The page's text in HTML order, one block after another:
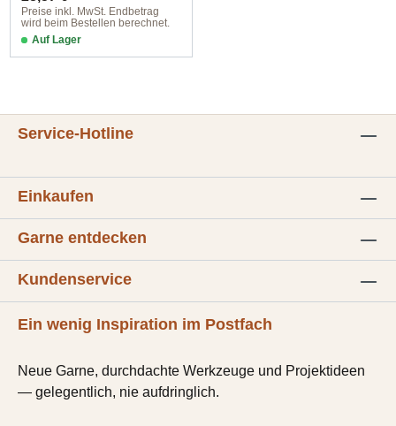
Preise inkl. MwSt. Endbetrag
wird beim Bestellen berechnet.
Auf Lager
Service-Hotline
Einkaufen
Garne entdecken
Kundenservice
Ein wenig Inspiration im Postfach
Neue Garne, durchdachte Werkzeuge und Projektideen
— gelegentlich, nie aufdringlich.